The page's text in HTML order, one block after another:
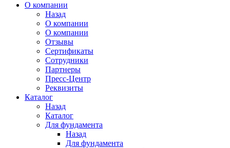
О компании
Назад
О компании
О компании
Отзывы
Сертификаты
Сотрудники
Партнеры
Пресс-Центр
Реквизиты
Каталог
Назад
Каталог
Для фундамента
Назад
Для фундамента